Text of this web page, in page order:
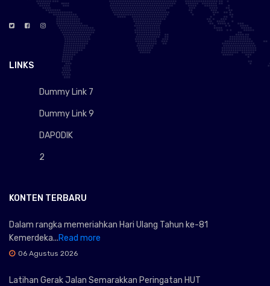
LINKS
Dummy Link 7
Dummy Link 9
DAPODIK
2
KONTEN TERBARU
Dalam rangka memeriahkan Hari Ulang Tahun ke-81
Kemerdeka...Read more
06 Agustus 2026
Latihan Gerak Jalan Semarakkan Peringatan HUT